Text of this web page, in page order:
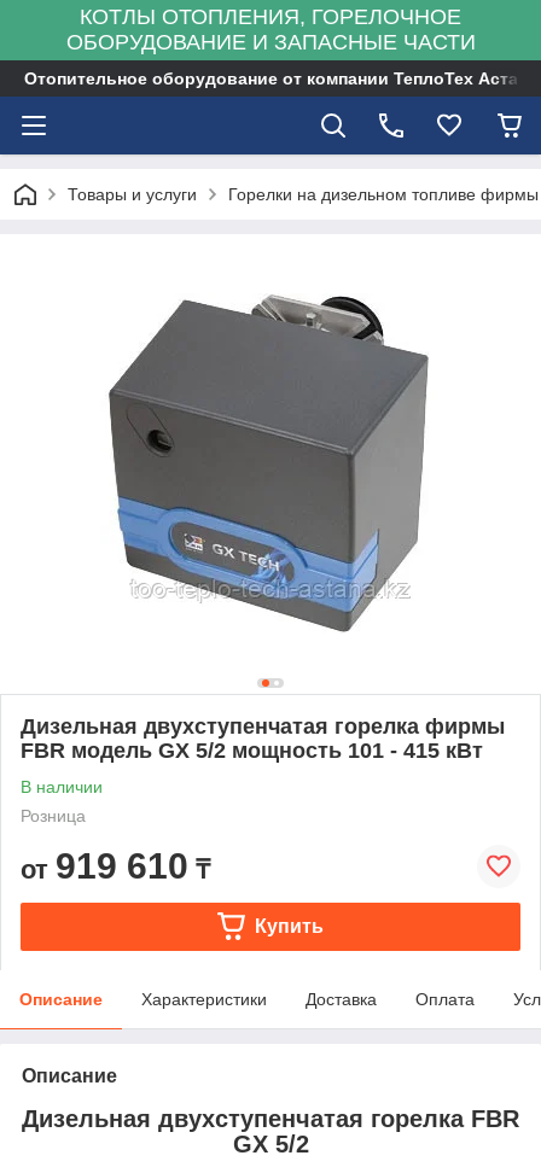
КОТЛЫ ОТОПЛЕНИЯ, ГОРЕЛОЧНОЕ
ОБОРУДОВАНИЕ И ЗАПАСНЫЕ ЧАСТИ
Отопительное оборудование от компании ТеплоТех Астана
Товары и услуги Горелки на дизельном топливе
Дизельная двухступенчатая горелка фирмы
FBR модель GХ 5/2 мощность 101 - 415 кВт
В наличии
Розница
от 919 610 ₸
Купить
Описание Характеристики Доставка Оплата
Описание
Дизельная двухступенчатая горелка FBR
GХ 5/2